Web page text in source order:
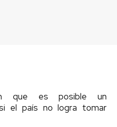
que es posible un
el país no logra tomar